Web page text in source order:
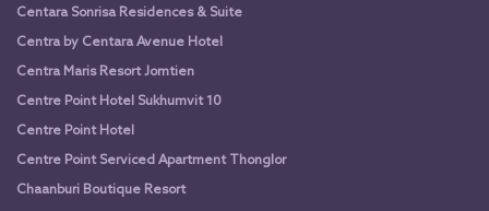
Centara Sonrisa Residences & Suite
Centra by Centara Avenue Hotel
Centra Maris Resort Jomtien
Centre Point Hotel Sukhumvit 10
Centre Point Hotel
Centre Point Serviced Apartment Thonglor
Chaanburi Boutique Resort